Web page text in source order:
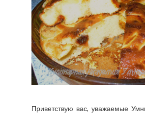
Приветствую вас, уважаемые